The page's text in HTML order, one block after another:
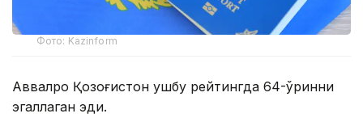
Фото: Kazinform
Аввалроқ Қозоғистон ушбу рейтингда 64-ўринни
эгаллаган эди.